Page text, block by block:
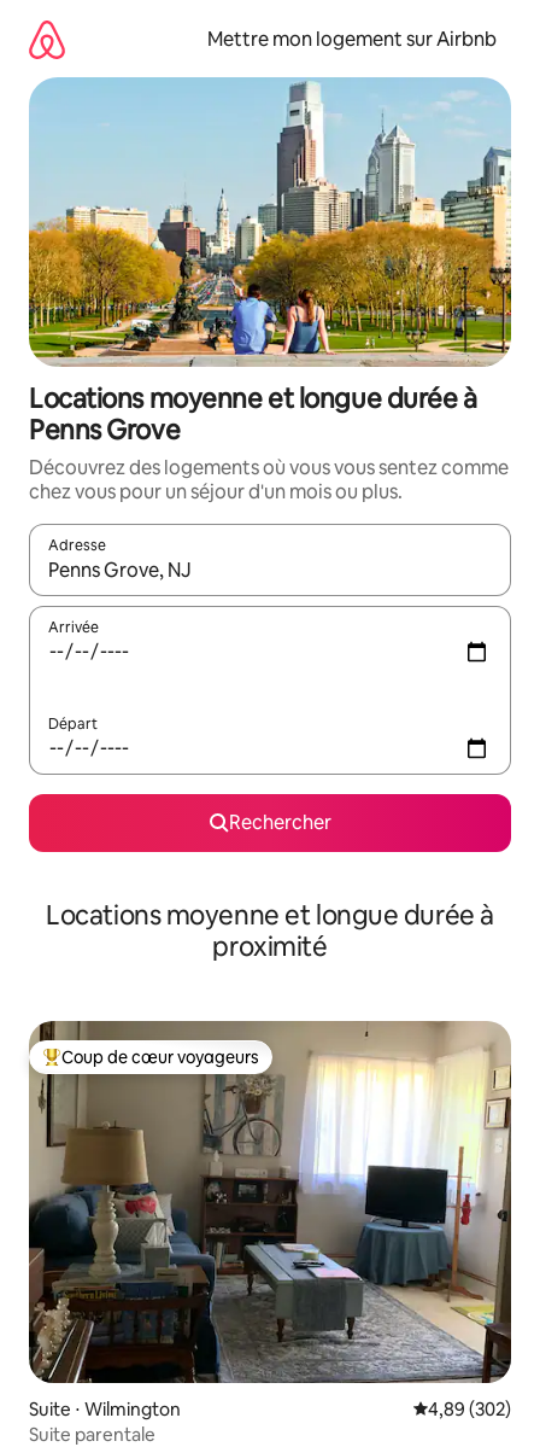
directement
contenu
Mettre mon logement sur Airbnb
Locations moyenne et longue durée à
Penns Grove
Découvrez des logements où vous vous sentez comme
chez vous pour un séjour d'un mois ou plus.
Adresse
Lorsque les résultats s'affichent, utilisez les flèches vers le
Arrivée
Départ
Rechercher
Locations moyenne et longue durée à
proximité
Coups de cœur voyageurs les plus appréciés
Coup de cœur voyageurs
Suite ⋅ Wilmington Évaluation
4,89 (302)
Suite parentale